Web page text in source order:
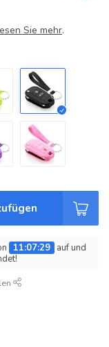
Sie mehr.
11:07:29 auf und